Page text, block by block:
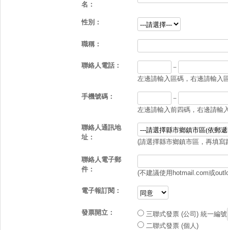
名：
性別：
職稱：
聯絡人電話：
－
左邊請輸入區碼，右邊請輸入
手機號碼：
－
左邊請輸入前四碼，右邊請輸
聯絡人通訊地
址：
(請選擇縣市鄉鎮市區，再填
聯絡人電子郵
件：
(不建議使用hotmail.com或
電子報訂閱：
發票開立： 三聯式發票 (公司) 統一編號
二聯式發票 (個人)